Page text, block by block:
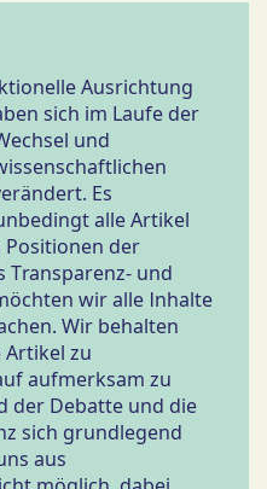
Ausrichtung
sich im Laufe der
und
Es
alle Artikel
Positionen der
Transparenz- und
wir alle Inhalte
Wir behalten
Artikel zu
aufmerksam zu
der Debatte und die
sich grundlegend
aus